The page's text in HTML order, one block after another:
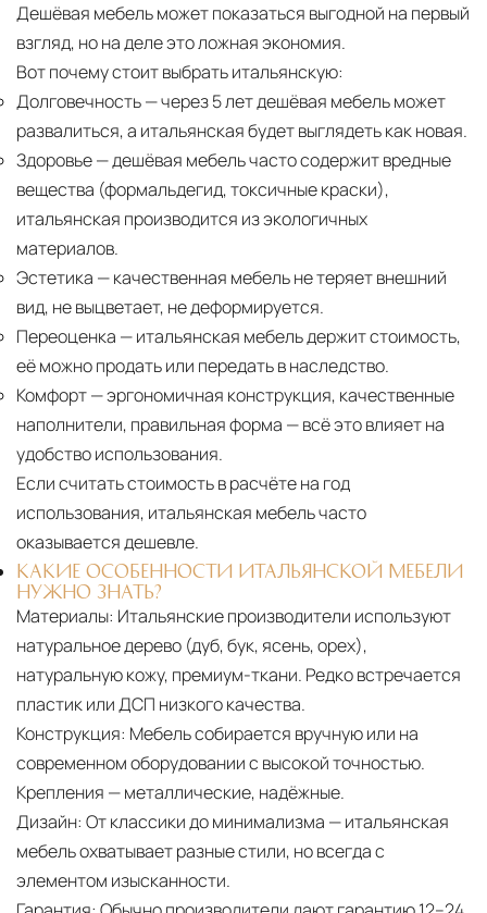
Дешёвая мебель может показаться выгодной на первый
взгляд, но на деле это ложная экономия.
Вот почему стоит выбрать итальянскую:
Долговечность— через 5 лет дешёвая мебель может
развалиться, а итальянская будет выглядеть как новая.
Здоровье— дешёвая мебель часто содержит вредные
вещества (формальдегид, токсичные краски),
итальянская производится из экологичных
материалов.
Эстетика — качественная мебель не теряет внешний
вид, не выцветает, не деформируется.
Переоценка — итальянская мебель держит стоимость,
её можно продать или передать в наследство.
Комфорт— эргономичная конструкция, качественные
наполнители, правильная форма — всё это влияет на
удобство использования.
Если считать стоимость в расчёте на год
использования, итальянская мебель часто
оказывается дешевле.
КАКИЕ ОСОБЕННОСТИ ИТАЛЬЯНСКОЙ МЕБЕЛИ
НУЖНО ЗНАТЬ?
Материалы: Итальянские производители используют
натуральное дерево (дуб, бук, ясень, орех),
натуральную кожу, премиум-ткани. Редко встречается
пластик или ДСП низкого качества.
Конструкция: Мебель собирается вручную или на
современном оборудовании с высокой точностью.
Крепления — металлические, надёжные.
Дизайн: От классики до минимализма — итальянская
мебель охватывает разные стили, но всегда с
элементом изысканности.